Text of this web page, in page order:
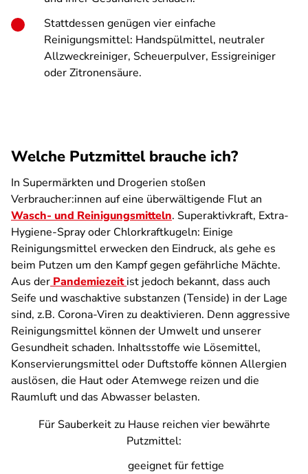
Stattdessen genügen vier einfache
Reinigungsmittel: Handspülmittel, neutraler
Allzweckreiniger, Scheuerpulver, Essigreiniger
oder Zitronensäure.
Welche Putzmittel brauche ich?
In Supermärkten und Drogerien stoßen
Verbraucher:innen auf eine überwältigende Flut an
Wasch- und Reinigungsmitteln. Superaktivkraft, Extra-
Hygiene-Spray oder Chlorkraftkugeln: Einige
Reinigungsmittel erwecken den Eindruck, als gehe es
beim Putzen um den Kampf gegen gefährliche Mächte.
Aus der Pandemiezeitist jedoch bekannt, dass auch
Seife und waschaktive substanzen (Tenside) in der Lage
sind, z.B. Corona-Viren zu deaktivieren. Denn aggressive
Reinigungsmittel können der Umwelt und unserer
Gesundheit schaden. Inhaltsstoffe wie Lösemittel,
Konservierungsmittel oder Duftstoffe können Allergien
auslösen, die Haut oder Atemwege reizen und die
Raumluft und das Abwasser belasten.
Für Sauberkeit zu Hause reichen vier bewährte
Putzmittel:
geeignet für fettige